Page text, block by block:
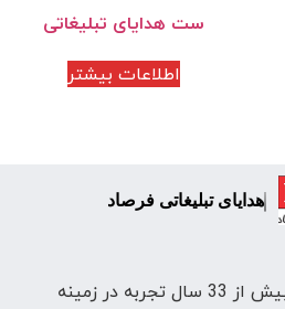
ست هدایای تبلیغاتی
اطلاعات بیشتر
هدایای تبلیغاتی فرصاد
شرکت فرصاد با بیش از 33 سال تجربه در زمینه